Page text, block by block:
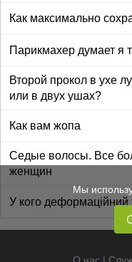
Как максимально
Парикмахер думает я
Второй прокол в ухе
или в двух ушах?
Как вам жопа
Седые волосы. Все
женщин
У кого деформаційний
Мы